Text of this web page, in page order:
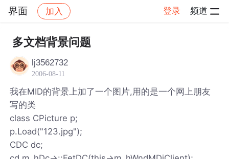
界面 加入 登录 频道
社区 界面 帖子详情
多文档背景问题
lj3562732
2006-08-11
我在MID的背景上加了一个图片,用的是一个网上朋友
写的类
class CPicture p;
p.Load("123.jpg");
CDC dc;